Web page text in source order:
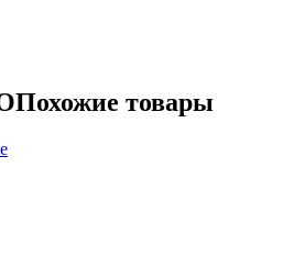
Похожие товары